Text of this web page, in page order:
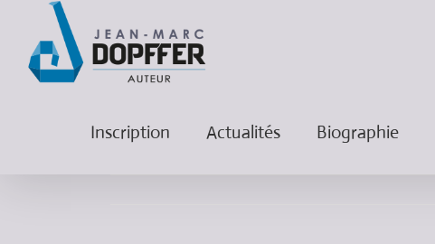
Inscription Actualités Biographie